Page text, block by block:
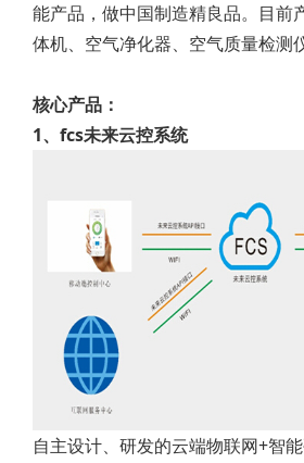
能产品，做中国制造精良品。目前
体机、空气净化器、空气质量检测
核心产品：
1、fcs未来云控系统
自主设计、研发的云端物联网+智